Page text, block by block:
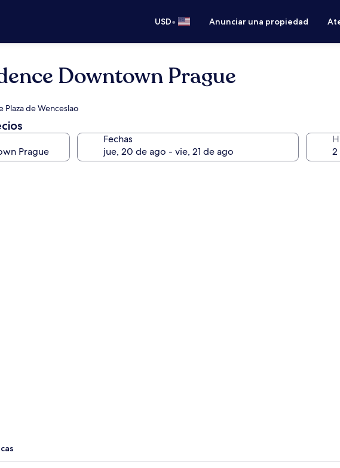
USD• Anunciar una propiedad
Downtown Prague
Plaza de Wenceslao
Fechas